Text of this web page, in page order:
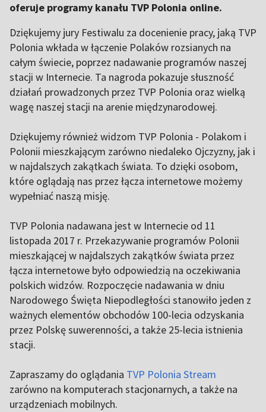
oferuje programy kanału TVP Polonia online.
Dziękujemy jury Festiwalu za docenienie pracy, jaką TVP
Polonia wkłada w łączenie Polaków rozsianych na
całym świecie, poprzez nadawanie programów naszej
stacji w Internecie. Ta nagroda pokazuje słuszność
działań prowadzonych przez TVP Polonia oraz wielką
wagę naszej stacji na arenie międzynarodowej.
Dziękujemy również widzom TVP Polonia - Polakom i
Polonii mieszkającym zarówno niedaleko Ojczyzny, jak i
w najdalszych zakątkach świata. To dzięki osobom,
które oglądają nas przez łącza internetowe możemy
wypełniać naszą misję.
TVP Polonia nadawana jest w Internecie od 11
listopada 2017 r. Przekazywanie programów Polonii
mieszkającej w najdalszych zakątków świata przez
łącza internetowe było odpowiedzią na oczekiwania
polskich widzów. Rozpoczęcie nadawania w dniu
Narodowego Święta Niepodległości stanowiło jeden z
ważnych elementów obchodów 100-lecia odzyskania
przez Polskę suwerenności, a także 25-lecia istnienia
stacji.
Zapraszamy do oglądania TVP Polonia Stream
zarówno na komputerach stacjonarnych, a także na
urządzeniach mobilnych.